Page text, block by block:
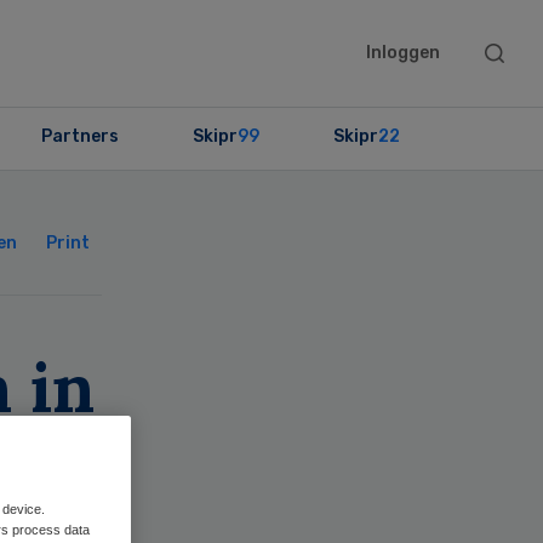
Inloggen
Search
Partners Skipr99 Skipr22
Print
in
process data